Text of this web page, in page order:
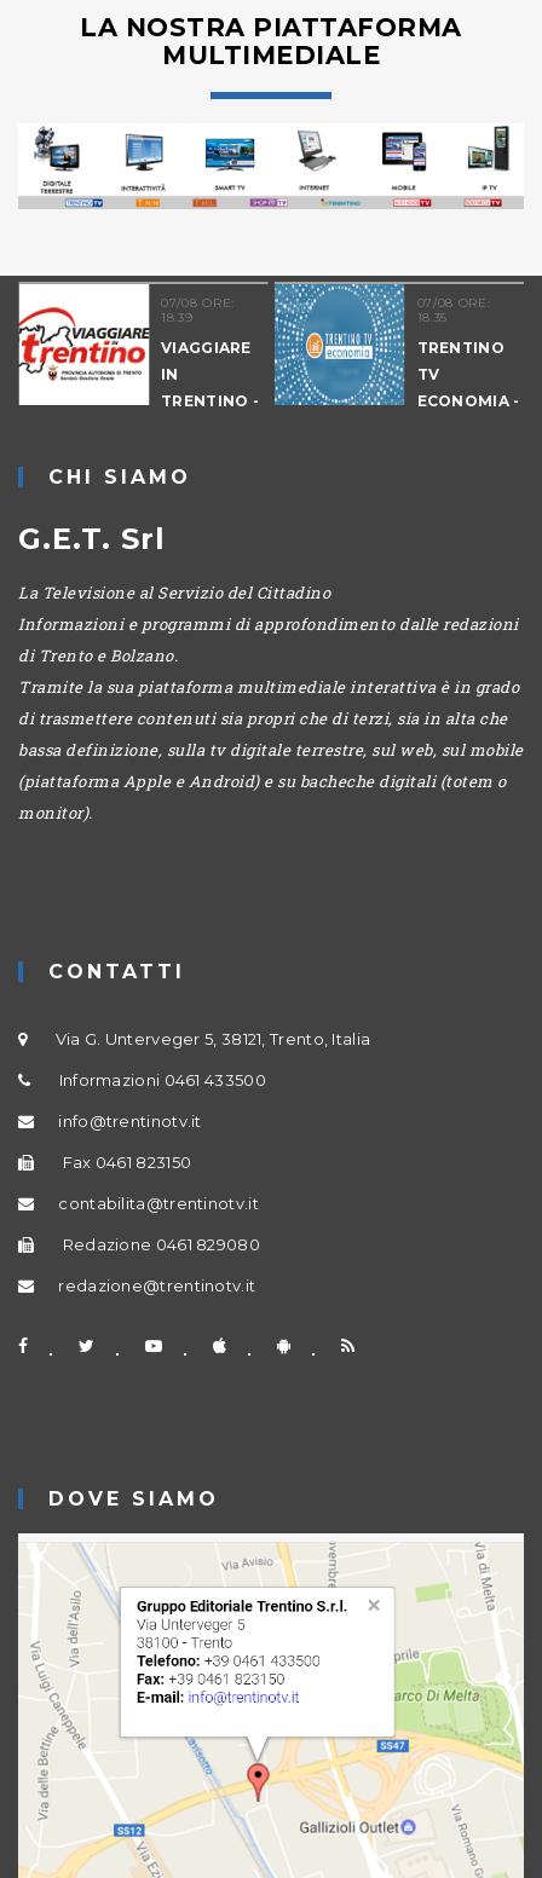
LA NOSTRA PIATTAFORMA
MULTIMEDIALE
07/08 ORE:
18.39
VIAGGIARE
IN
TRENTINO -
07/08 ORE:
18.35
TRENTINO
TV
ECONOMIA -
CHI SIAMO
G.E.T. Srl
La Televisione al Servizio del Cittadino
Informazioni e programmi di approfondimento dalle redazioni
di Trento e Bolzano.
Tramite la sua piattaforma multimediale interattiva è in grado
di trasmettere contenuti sia propri che di terzi, sia in alta che
bassa definizione, sulla tv digitale terrestre, sul web, sul mobile
(piattaforma Apple e Android) e su bacheche digitali (totem o
monitor).
CONTATTI
Via G. Unterveger 5, 38121, Trento, Italia
Informazioni 0461 433500
info@trentinotv.it
Fax 0461 823150
contabilita@trentinotv.it
Redazione 0461 829080
redazione@trentinotv.it
DOVE SIAMO